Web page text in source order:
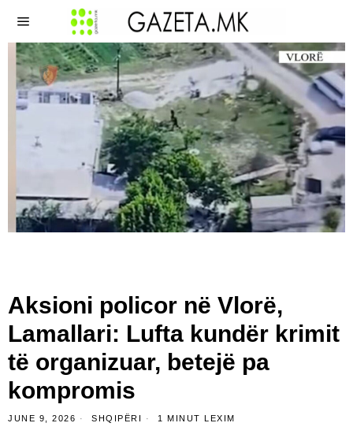
Aksioni policor në Vlorë,
Lamallari: Lufta kundër krimit
të organizuar, betejë pa
kompromis
JUNE 9, 2026 SHQIPËRI 1 MINUT LEXIM